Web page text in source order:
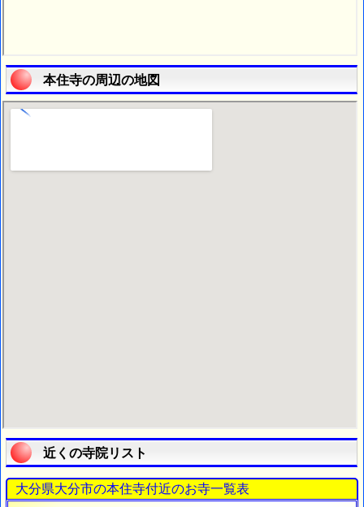
本住寺の周辺の地図
近くの寺院リスト
大分県大分市の本住寺付近のお寺一覧表